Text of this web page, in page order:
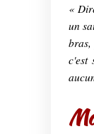
«
un
c'est